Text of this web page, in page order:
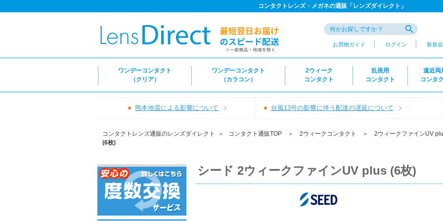
コンタクトレンズ・メガネの通販「レンズダイレクト」
お買物ガイド ログイン 新規
ワンデーコンタクト
（クリア）
ワンデーコンタクト
（カラコン）
2ウィーク
コンタクト
乱視用
コンタクト
遠近両
コンタ
熊本地震による影響について 台風13号の影響に伴う配達の遅延について
コンタクトレンズ通販のレンズダイレクト ＞ コンタクト通販TOP ＞ 2ウィークコンタクト ＞ 2ウィークファインUV
(6枚)
シード 2ウィークファインUV plus (6枚)